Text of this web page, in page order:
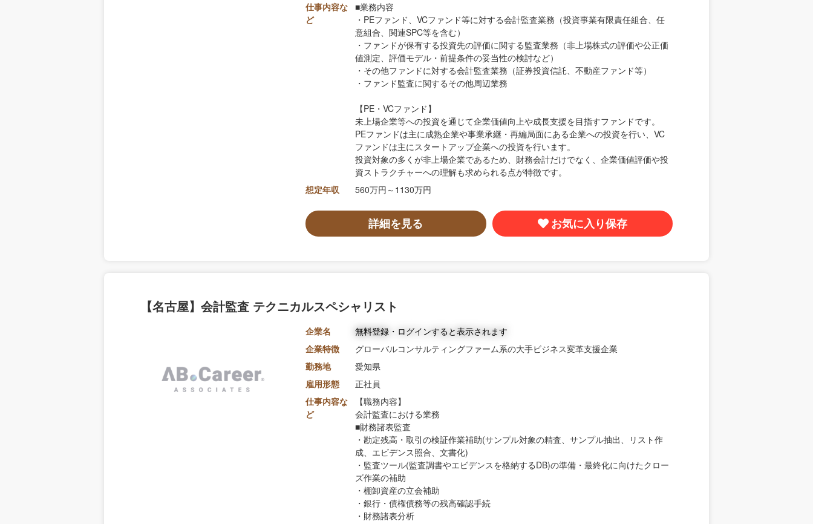
仕事内容な
ど
■業務内容
・PEファンド、VCファンド等に対する会計監査業務（投資事業有限責任組合、任
意組合、関連SPC等を含む）
・ファンドが保有する投資先の評価に関する監査業務（非上場株式の評価や公正価
値測定、評価モデル・前提条件の妥当性の検討など）
・その他ファンドに対する会計監査業務（証券投資信託、不動産ファンド等）
・ファンド監査に関するその他周辺業務
【PE・VCファンド】
未上場企業等への投資を通じて企業価値向上や成長支援を目指すファンドです。
PEファンドは主に成熟企業や事業承継・再編局面にある企業への投資を行い、VC
ファンドは主にスタートアップ企業への投資を行います。
投資対象の多くが非上場企業であるため、財務会計だけでなく、企業価値評価や投
資ストラクチャーへの理解も求められる点が特徴です。
想定年収
560万円～1130万円
詳細を見る お気に入り保存
【名古屋】会計監査 テクニカルスペシャリスト
企業名
無料登録・ログインすると表示されます
企業特徴
グローバルコンサルティングファーム系の大手ビジネス変革支援企業
勤務地
愛知県
雇用形態
正社員
仕事内容な
ど
【職務内容】
会計監査における業務
■財務諸表監査
・勘定残高・取引の検証作業補助(サンプル対象の精査、サンプル抽出、リスト作
成、エビデンス照合、文書化)
・監査ツール(監査調書やエビデンスを格納するDB)の準備・最終化に向けたクロー
ズ作業の補助
・棚卸資産の立会補助
・銀行・債権債務等の残高確認手続
・財務諸表分析